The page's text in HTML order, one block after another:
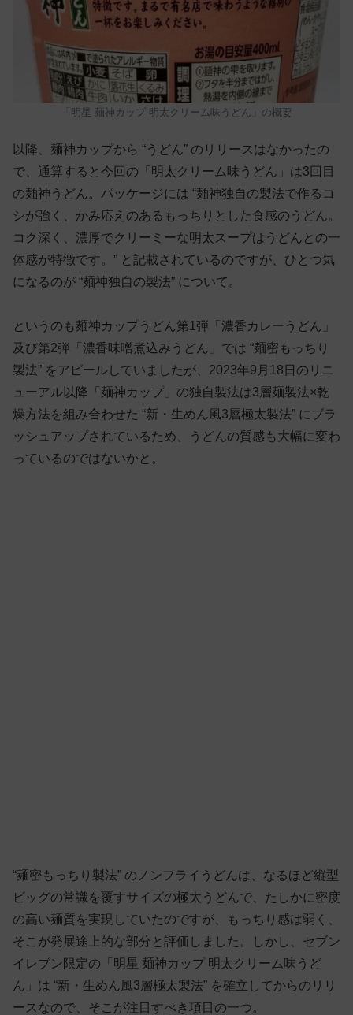
「明星 麺神カップ 明太クリーム味うどん」の概要
以降、麺神カップから “うどん” のリリースはなかったの
で、通算すると今回の「明太クリーム味うどん」は3回目
の麺神うどん。パッケージには “麺神独自の製法で作るコ
シが強く、かみ応えのあるもっちりとした食感のうどん。
コク深く、濃厚でクリーミーな明太スープはうどんとの一
体感が特徴です。” と記載されているのですが、ひとつ気
になるのが “麺神独自の製法” について。
というのも麺神カップうどん第1弾「濃香カレーうどん」
及び第2弾「濃香味噌煮込みうどん」では “麺密もっちり
製法” をアピールしていましたが、2023年9月18日のリニ
ューアル以降「麺神カップ」の独自製法は3層麺製法×乾
燥方法を組み合わせた “新・生めん風3層極太製法” にブラ
ッシュアップされているため、うどんの質感も大幅に変わ
っているのではないかと。
“麺密もっちり製法” のノンフライうどんは、なるほど縦型
ビッグの常識を覆すサイズの極太うどんで、たしかに密度
の高い麺質を実現していたのですが、もっちり感は弱く、
そこが発展途上的な部分と評価しました。しかし、セブン
イレブン限定の「明星 麺神カップ 明太クリーム味うど
ん」は “新・生めん風3層極太製法” を確立してからのリリ
ースなので、そこが注目すべき項目の一つ。